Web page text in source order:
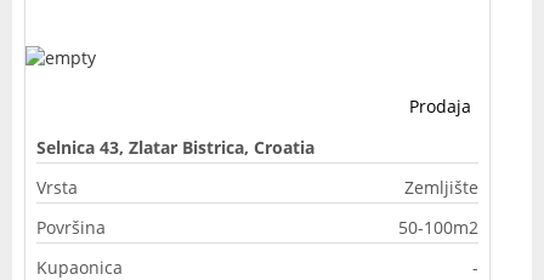
Prodaja
Selnica 43, Zlatar Bistrica, Croatia
Vrsta
Zemljište
Površina
50-100m2
Kupaonica
-